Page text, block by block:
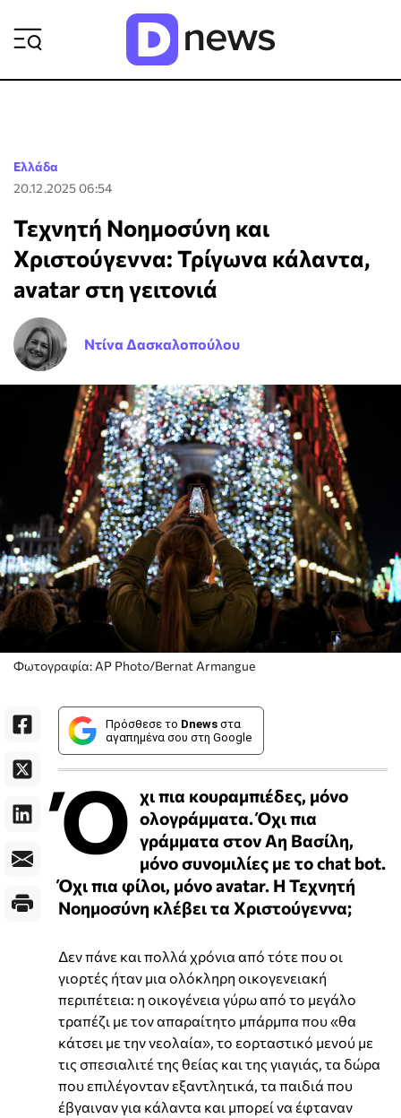
Ελλάδα
20.12.2025 06:54
Τεχνητή Νοημοσύνη και
Χριστούγεννα: Τρίγωνα κάλαντα,
avatar στη γειτονιά
Ντίνα Δασκαλοπούλου
Φωτογραφία: AP Photo/Bernat Armangue
Πρόσθεσε το Dnews στα
αγαπημένα σου στη Google
Ό χι πια κουραμπιέδες, μόνο
ολογράμματα. Όχι πια
γράμματα στον Αη Βασίλη,
μόνο συνομιλίες με το chat bot.
Όχι πια φίλοι, μόνο avatar. Η Τεχνητή
Νοημοσύνη κλέβει τα Χριστούγεννα;
Δεν πάνε και πολλά χρόνια από τότε που οι
γιορτές ήταν μια ολόκληρη οικογενειακή
περιπέτεια: η οικογένεια γύρω από το μεγάλο
τραπέζι με τον απαραίτητο μπάρμπα που «θα
κάτσει με την νεολαία», το εορταστικό μενού με
τις σπεσιαλιτέ της θείας και της γιαγιάς, τα δώρα
που επιλέγονταν εξαντλητικά, τα παιδιά που
έβγαιναν για κάλαντα και μπορεί να έφταναν